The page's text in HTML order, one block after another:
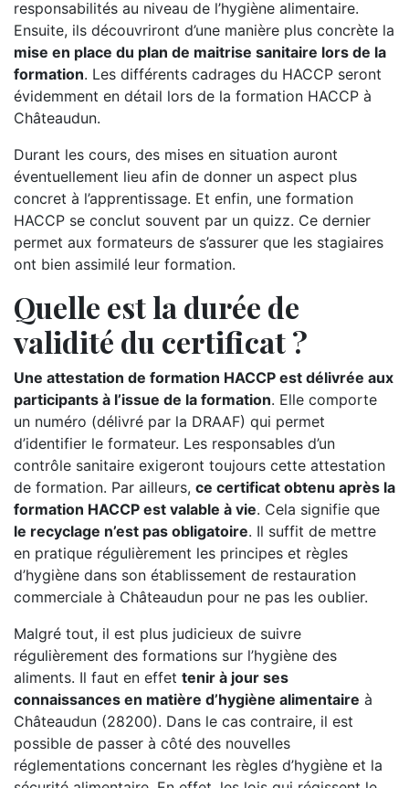
responsabilités au niveau de l’hygiène alimentaire.
Ensuite, ils découvriront d’une manière plus concrète la
mise en place du plan de maitrise sanitaire lors de la
formation. Les différents cadrages du HACCP seront
évidemment en détail lors de la formation HACCP à
Châteaudun.
Durant les cours, des mises en situation auront
éventuellement lieu afin de donner un aspect plus
concret à l’apprentissage. Et enfin, une formation
HACCP se conclut souvent par un quizz. Ce dernier
permet aux formateurs de s’assurer que les stagiaires
ont bien assimilé leur formation.
Quelle est la durée de
validité du certificat ?
Une attestation de formation HACCP est délivrée aux
participants à l’issue de la formation. Elle comporte
un numéro (délivré par la DRAAF) qui permet
d’identifier le formateur. Les responsables d’un
contrôle sanitaire exigeront toujours cette attestation
de formation. Par ailleurs, ce certificat obtenu après la
formation HACCP est valable à vie. Cela signifie que
le recyclage n’est pas obligatoire. Il suffit de mettre
en pratique régulièrement les principes et règles
d’hygiène dans son établissement de restauration
commerciale à Châteaudun pour ne pas les oublier.
Malgré tout, il est plus judicieux de suivre
régulièrement des formations sur l’hygiène des
aliments. Il faut en effet tenir à jour ses
connaissances en matière d’hygiène alimentaire à
Châteaudun (28200). Dans le cas contraire, il est
possible de passer à côté des nouvelles
réglementations concernant les règles d’hygiène et la